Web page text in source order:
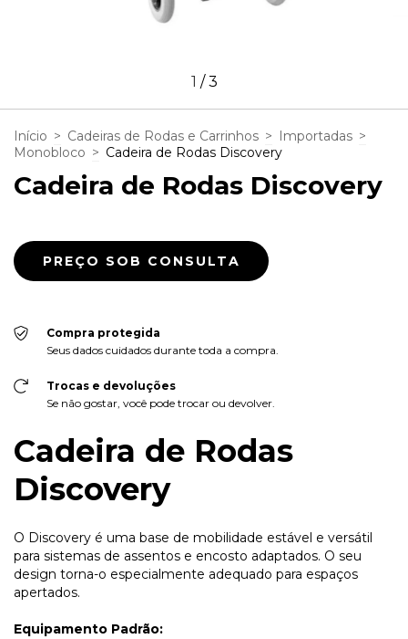
1 /3
Início > Cadeiras de Rodas e Carrinhos > Importadas >
Monobloco > Cadeira de Rodas Discovery
Cadeira de Rodas Discovery
Compra protegida
Seus dados cuidados durante toda a compra.
Trocas e devoluções
Se não gostar, você pode trocar ou devolver.
Cadeira de Rodas
Discovery
O Discovery é uma base de mobilidade estável e versátil
para sistemas de assentos e encosto adaptados. O seu
design torna-o especialmente adequado para espaços
apertados.
Equipamento Padrão: